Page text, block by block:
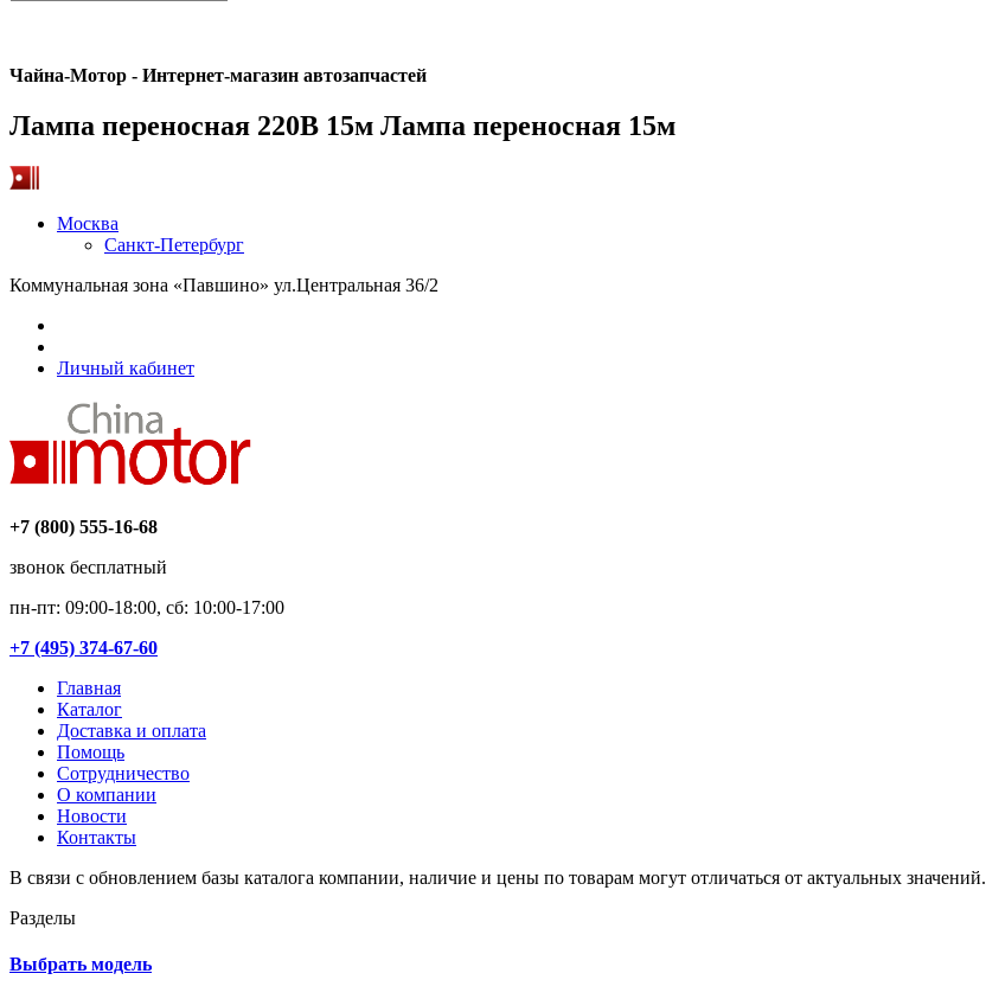
Чайна-Мотор - Интернет-магазин автозапчастей
Лампа переносная 220В 15м Лампа переносная 15м
Москва
Санкт-Петербург
Коммунальная зона «Павшино» ул.Центральная 36/2
Личный кабинет
+7 (800) 555-16-68
звонок бесплатный
пн-пт: 09:00-18:00, сб: 10:00-17:00
+7 (495) 374-67-60
Главная
Каталог
Доставка и оплата
Помощь
Сотрудничество
О компании
Новости
Контакты
В связи с обновлением базы каталога компании, наличие и цены по товарам могут отличаться от актуальных значений.
Разделы
Выбрать модель